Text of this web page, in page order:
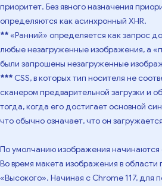
приоритет. Без явного назначения
определяются как асинхронный XHR.
**«Ранний» определяется как запрос
любые незагруженные изображения, а
были запрошены незагруженные
*** CSS, в которых тип носителя не
сканером предварительной загрузки и
тогда, когда его достигает основной
что обычно означает, что он
По умолчанию изображения начинаются
Во время макета изображения в
«Высокого». Начиная с Chrome 117, для